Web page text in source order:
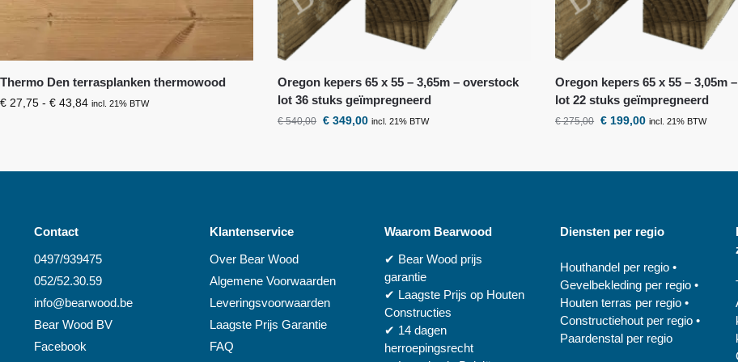
Thermo Den terrasplanken thermowood
€ 27,75 - € 43,84 incl. 21% BTW
Oregon kepers 65 x 55 – 3,65m – overstock
lot 36 stuks geïmpregneerd
€540,00 € 349,00 incl. 21% BTW
Oregon kepers 65 x 55 – 3,05m
lot 22 stuks geïmpregneerd
€275,00 € 199,00 incl. 21% BTW
Contact
0497/939475
052/52.30.59
info@bearwood.be
Bear WoodBV
Facebook
Klantenservice
Over Bear Wood
Algemene Voorwaarden
Leveringsvoorwaarden
Laagste Prijs Garantie
FAQ
Waarom Bearwood
✔ Bear Wood prijs
garantie
✔ Laagste Prijs op Houten
Constructies
✔ 14 dagen
herroepingsrecht
Diensten per regio
Houthandel per regio•
Gevelbekleding per regio•
Houten terras per regio•
Constructiehout per regio•
Paardenstal per regio